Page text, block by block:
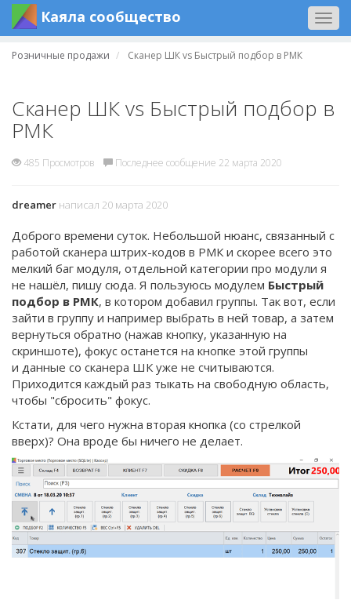
Каяла сообщество
Розничные продажи Сканер ШК vs Быстрый подбор в РМК
Сканер ШК vs Быстрый подбор в
РМК
485 Просмотров Последнее сообщение 22 марта 2020
dreamer написал 20 марта 2020
Доброго времени суток. Небольшой нюанс, связанный с
работой сканера штрих-кодов в РМК и скорее всего это
мелкий баг модуля, отдельной категории про модули я
не нашёл, пишу сюда. Я пользуюсь модулем Быстрый
подбор в РМК, в котором добавил группы. Так вот, если
зайти в группу и например выбрать в ней товар, а затем
вернуться обратно (нажав кнопку, указанную на
скриншоте), фокус останется на кнопке этой группы
и данные со сканера ШК уже не считываются.
Приходится каждый раз тыкать на свободную область,
чтобы "сбросить" фокус.
Кстати, для чего нужна вторая кнопка (со стрелкой
вверх)? Она вроде бы ничего не делает.